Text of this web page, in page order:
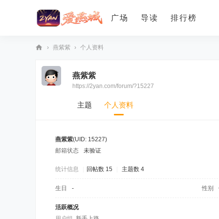
广场 导读 排行榜
› 燕紫紫 › 个人资料
燕紫紫
https://2yan.com/forum/?15227
主题 个人资料
燕紫紫(UID: 15227)
邮箱状态
未验证
统计信息 回帖数 15 主题数 4
生日 - 性别
活跃概况